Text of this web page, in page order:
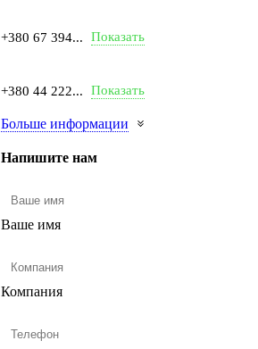
+380 67 394... Показать
+380 44 222... Показать
Больше информации
Напишите нам
Ваше имя
Компания